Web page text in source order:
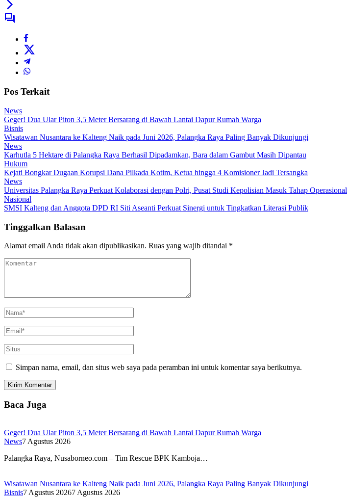
Pos Terkait
News
Geger! Dua Ular Piton 3,5 Meter Bersarang di Bawah Lantai Dapur Rumah Warga
Bisnis
Wisatawan Nusantara ke Kalteng Naik pada Juni 2026, Palangka Raya Paling Banyak Dikunjungi
News
Karhutla 5 Hektare di Palangka Raya Berhasil Dipadamkan, Bara dalam Gambut Masih Dipantau
Hukum
Kejati Bongkar Dugaan Korupsi Dana Pilkada Kotim, Ketua hingga 4 Komisioner Jadi Tersangka
News
Universitas Palangka Raya Perkuat Kolaborasi dengan Polri, Pusat Studi Kepolisian Masuk Tahap Operasional
Nasional
SMSI Kalteng dan Anggota DPD RI Siti Aseanti Perkuat Sinergi untuk Tingkatkan Literasi Publik
Tinggalkan Balasan
Alamat email Anda tidak akan dipublikasikan. Ruas yang wajib ditandai *
Simpan nama, email, dan situs web saya pada peramban ini untuk komentar saya berikutnya.
Baca Juga
Geger! Dua Ular Piton 3,5 Meter Bersarang di Bawah Lantai Dapur Rumah Warga
News7 Agustus 2026
Palangka Raya, Nusaborneo.com – Tim Rescue BPK Kamboja…
Wisatawan Nusantara ke Kalteng Naik pada Juni 2026, Palangka Raya Paling Banyak Dikunjungi
Bisnis7 Agustus 20267 Agustus 2026